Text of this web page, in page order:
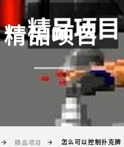
精品项目
精品项目 怎么可以控制扑克牌